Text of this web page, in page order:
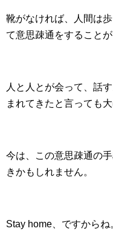
靴がなければ、人間は
て意思疎通をすることが
人と人とが会って、話
まれてきたと言っても
今は、この意思疎通の
きかもしれません。
Stay home、ですからね